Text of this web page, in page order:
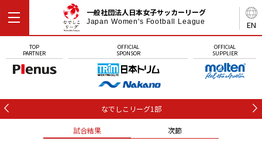
EN
一般社団法人日本女子サッカーリーグ
Japan Women's Football League
TOP
PARTNER
OFFICIAL
SPONSOR
OFFICIAL
SUPPLIER
なでしこリーグ1部
試合結果 次節